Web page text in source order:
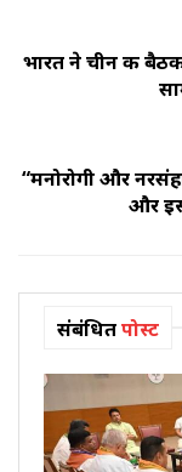
भारत ने चीन की
“मनोरोगी और
और
संबंधितपोस्ट